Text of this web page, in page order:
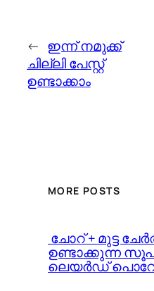
← ഇന്ന് നമുക്ക്
ചില്ലി പേസ്റ്റ്
ഉണ്ടാക്കാം
MORE POSTS
ചോറ് + മുട്ട
ഉണ്ടാക്കുന്ന
ലെയർഡ്